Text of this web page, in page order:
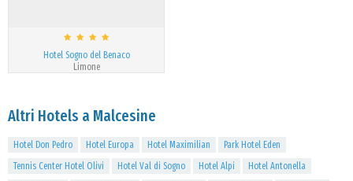
Hotel Sogno del Benaco
Limone
Altri Hotels a Malcesine
Hotel Don Pedro Hotel Europa Hotel Maximilian
Park Hotel Eden
Tennis Center Hotel Olivi
Hotel Val di Sogno Hotel Alpi
Hotel Antonella